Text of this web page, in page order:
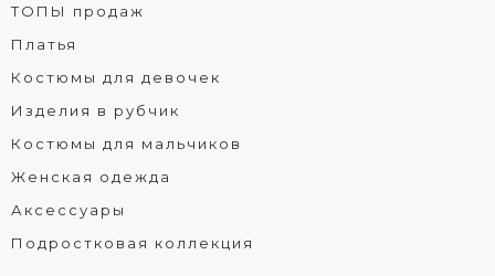
ТОПЫ продаж
Платья
Костюмы для девочек
Изделия в рубчик
Костюмы для мальчиков
Женская одежда
Аксессуары
Подростковая коллекция